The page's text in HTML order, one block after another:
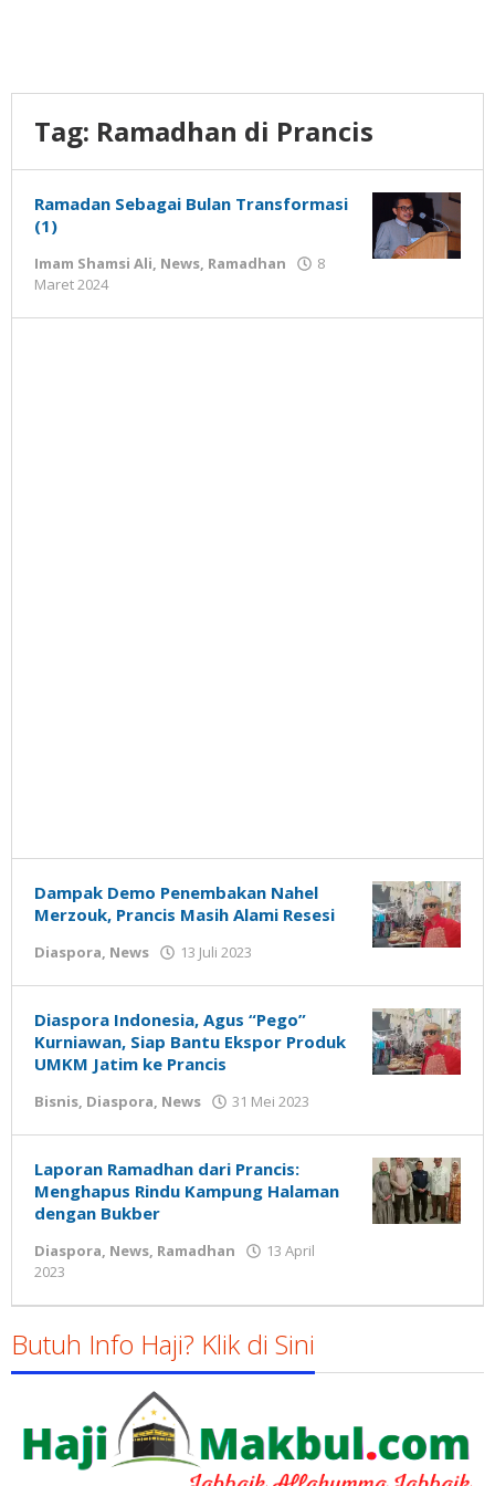
Tag: Ramadhan di Prancis
Ramadan Sebagai Bulan Transformasi
(1)
Imam Shamsi Ali, News, Ramadhan
8
Maret 2024
Susanto
Dampak Demo Penembakan Nahel
Merzouk, Prancis Masih Alami Resesi
Diaspora, News 13 Juli 2023
Susanto
Diaspora Indonesia, Agus “Pego”
Kurniawan, Siap Bantu Ekspor Produk
UMKM Jatim ke Prancis
Bisnis, Diaspora, News 31 Mei 2023
Susanto
Laporan Ramadhan dari Prancis:
Menghapus Rindu Kampung Halaman
dengan Bukber
Diaspora, News, Ramadhan
13 April
2023
Susanto
Butuh Info Haji? Klik di Sini